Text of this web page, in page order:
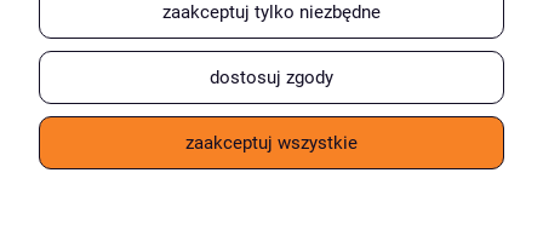
zaakceptuj tylko niezbędne
dostosuj zgody
zaakceptuj wszystkie